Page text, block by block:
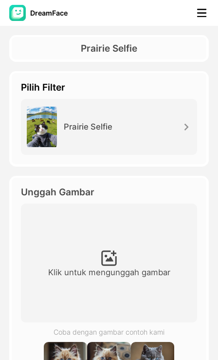
DreamFace
Video AI
Foto AI
Alat lainnya
Lihat Semua Template
Prairie Selfie
Pilih Filter
Prairie Selfie
Unggah Gambar
Klik untuk mengunggah gambar
Coba dengan gambar contoh kami